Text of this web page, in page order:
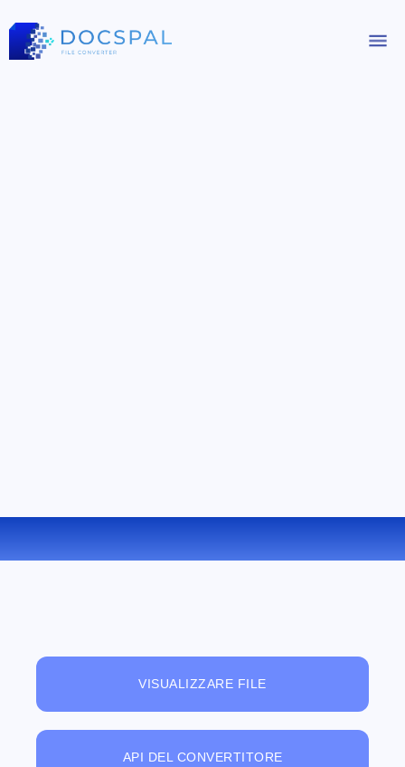
CONVERTIRE TAR IN CAB ONLINE
VISUALIZZARE FILE
API DEL CONVERTITORE